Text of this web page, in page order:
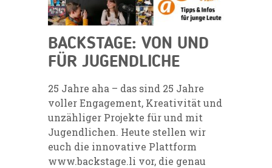
BACKSTAGE: VON UND
FÜR JUGENDLICHE
25 Jahre aha – das sind 25 Jahre
voller Engagement, Kreativität und
unzähliger Projekte für und mit
Jugendlichen. Heute stellen wir
euch die innovative Plattform
www.backstage.li vor, die genau